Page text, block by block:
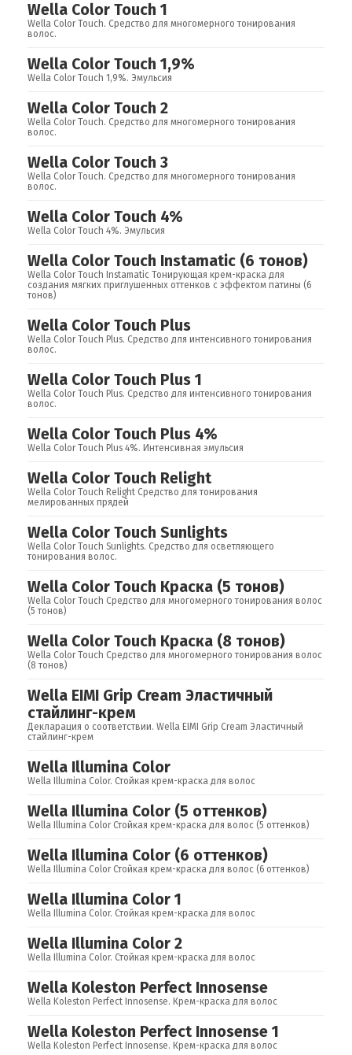
Wella Color Touch 1
Wella Color Touch. Средство для многомерного тонирования
волос.
Wella Color Touch 1,9%
Wella Color Touch 1,9%. Эмульсия
Wella Color Touch 2
Wella Color Touch. Средство для многомерного тонирования
волос.
Wella Color Touch 3
Wella Color Touch. Средство для многомерного тонирования
волос.
Wella Color Touch 4%
Wella Color Touch 4%. Эмульсия
Wella Color Touch Instamatic (6 тонов)
Wella Color Touch Instamatic Тонирующая крем-краска для
создания мягких приглушенных оттенков с эффектом патины (6
тонов)
Wella Color Touch Plus
Wella Color Touch Plus. Средство для интенсивного тонирования
волос.
Wella Color Touch Plus 1
Wella Color Touch Plus. Средство для интенсивного тонирования
волос.
Wella Color Touch Plus 4%
Wella Color Touch Plus 4%. Интенсивная эмульсия
Wella Color Touch Relight
Wella Color Touch Relight Средство для тонирования
мелированных прядей
Wella Color Touch Sunlights
Wella Color Touch Sunlights. Средство для осветляющего
тонирования волос.
Wella Color Touch Краска (5 тонов)
Wella Color Touch Средство для многомерного тонирования волос
(5 тонов)
Wella Color Touch Краска (8 тонов)
Wella Color Touch Средство для многомерного тонирования волос
(8 тонов)
Wella EIMI Grip Cream Эластичный
стайлинг-крем
Декларация о соответствии. Wella EIMI Grip Cream Эластичный
стайлинг-крем
Wella Illumina Color
Wella Illumina Color. Стойкая крем-краска для волос
Wella Illumina Color (5 оттенков)
Wella Illumina Color Стойкая крем-краска для волос (5 оттенков)
Wella Illumina Color (6 оттенков)
Wella Illumina Color Стойкая крем-краска для волос (6 оттенков)
Wella Illumina Color 1
Wella Illumina Color. Стойкая крем-краска для волос
Wella Illumina Color 2
Wella Illumina Color. Стойкая крем-краска для волос
Wella Koleston Perfect Innosense
Wella Koleston Perfect Innosense. Крем-краска для волос
Wella Koleston Perfect Innosense 1
Wella Koleston Perfect Innosense. Крем-краска для волос